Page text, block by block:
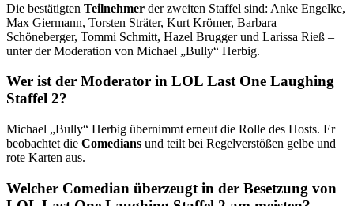
Die bestätigten Teilnehmer der zweiten Staffel sind: Anke Engelke,
Max Giermann, Torsten Sträter, Kurt Krömer, Barbara
Schöneberger, Tommi Schmitt, Hazel Brugger und Larissa Rieß –
unter der Moderation von Michael „Bully“ Herbig.
Wer ist der Moderator in LOL Last One Laughing
Staffel 2?
Michael „Bully“ Herbig übernimmt erneut die Rolle des Hosts. Er
beobachtet die Comedians und teilt bei Regelverstößen gelbe und
rote Karten aus.
Welcher Comedian überzeugt in der Besetzung von